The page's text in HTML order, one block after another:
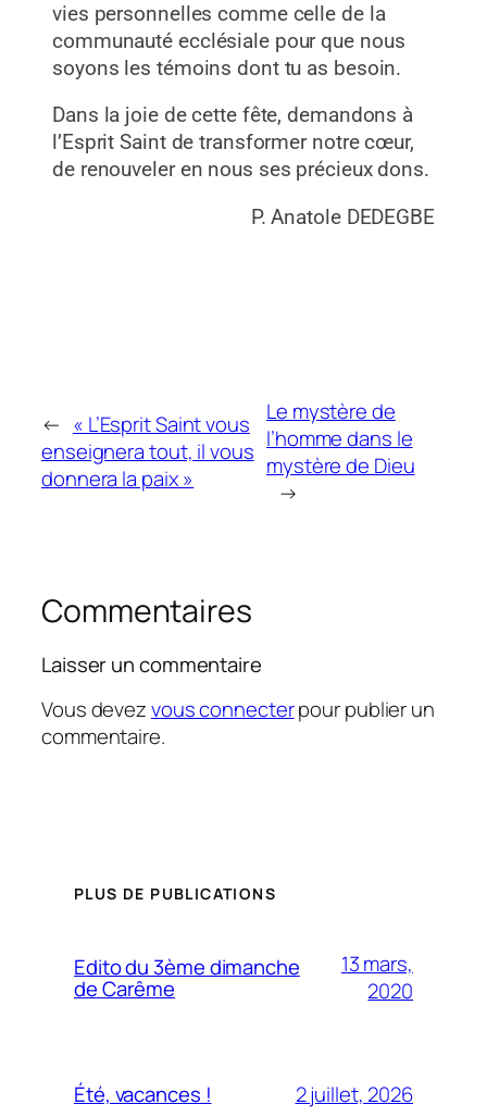
vies personnelles comme celle de la
communauté ecclésiale pour que nous
soyons les témoins dont tu as besoin.
Dans la joie de cette fête, demandons à
l’Esprit Saint de transformer notre cœur,
de renouveler en nous ses précieux dons.
P. Anatole DEDEGBE
← « L’Esprit Saint vous
enseignera tout, il vous
donnera la paix »
Le mystère de
l’homme dans le
mystère de Dieu
→
Commentaires
Laisser un commentaire
Vous devezvous connecterpour publier un
commentaire.
PLUS DE PUBLICATIONS
Edito du 3ème dimanche
de Carême
13 mars,
2020
Été, vacances ! 2 juillet, 2026